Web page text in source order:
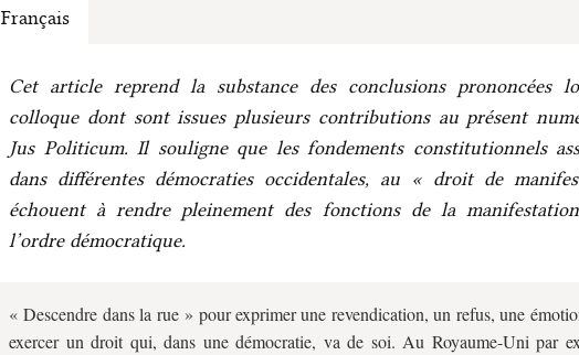
Français
Cet article reprend la substance des conclusions prononcées
colloque dont sont issues plusieurs contributions au présent
Jus Politicum. Il souligne que les fondements constitutionnels
dans différentes démocraties occidentales, au « droit de
échouent à rendre pleinement des fonctions de la
l’ordre démocratique.
« Descendre dans la rue » pour exprimer une revendication, un refus, une
exercer un droit qui, dans une démocratie, va de soi. Au Royaume-Uni par